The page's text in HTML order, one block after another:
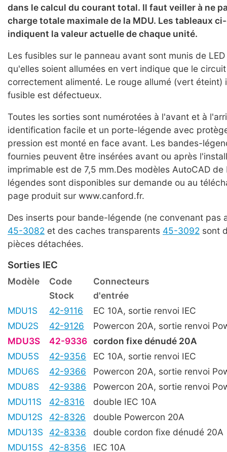
dans le calcul du courant total. Il faut veiller à ne
charge totale maximale de la MDU. Les tableaux
indiquent la valeur actuelle de chaque unité.
Les fusibles sur le panneau avant sont munis de
qu'elles soient allumées en vert indique que le
correctement alimenté. Le rouge allumé (vert éteint)
fusible est défectueux.
Toutes les sorties sont numérotées à l'avant et à
identification facile et un porte-légende avec
pression est monté en face avant. Les bandes-
fournies peuvent être insérées avant ou après
imprimable est de 7,5 mm.Des modèles AutoCAD
légendes sont disponibles sur demande ou au
page produit sur www.canford.fr.
Des inserts pour bande-légende (ne convenant pas
45-3082 et des caches transparents 45-3092 sont
pièces détachées.
Sorties IEC
Modèle Code
Connecteurs
Stock
d'entrée
MDU1S
42-9116
EC 10A, sortie renvoi IEC
MDU2S
42-9126
Powercon 20A, sortie renvoi
MDU3S
42-9336 cordon fixe dénudé 20A
MDU5S
42-9356
EC 10A, sortie renvoi IEC
MDU6S
42-9366
Powercon 20A, sortie renvoi
MDU8S
42-9386
Powercon 20A, sortie renvoi
MDU11S
42-8316
double IEC 10A
MDU12S
42-8326
double Powercon 20A
MDU13S
42-8336
double cordon fixe dénudé 20A
MDU15S
42-8356
IEC 10A